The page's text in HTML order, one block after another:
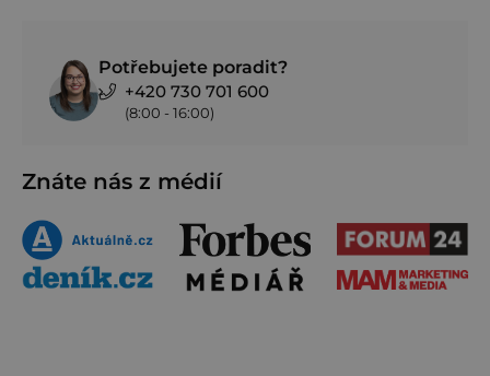
Potřebujete poradit?
+420 730 701 600
(8:00 - 16:00)
Znáte nás z médií